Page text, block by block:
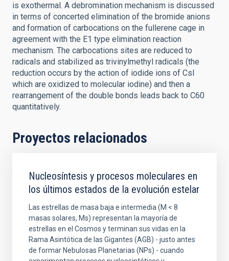
is exothermal. A debromination mechanism is discussed
in terms of concerted elimination of the bromide anions
and formation of carbocations on the fullerene cage in
agreement with the E1 type elimination reaction
mechanism. The carbocations sites are reduced to
radicals and stabilized as trivinylmethyl radicals (the
reduction occurs by the action of iodide ions of CsI
which are oxidized to molecular iodine) and then a
rearrangement of the double bonds leads back to C60
quantitatively.
Proyectos relacionados
Nucleosíntesis y procesos moleculares en
los últimos estados de la evolución estelar
Las estrellas de masa baja e intermedia (M < 8
masas solares, Ms) representan la mayoría de
estrellas en el Cosmos y terminan sus vidas en la
Rama Asintótica de las Gigantes (AGB) - justo antes
de formar Nebulosas Planetarias (NPs) - cuando